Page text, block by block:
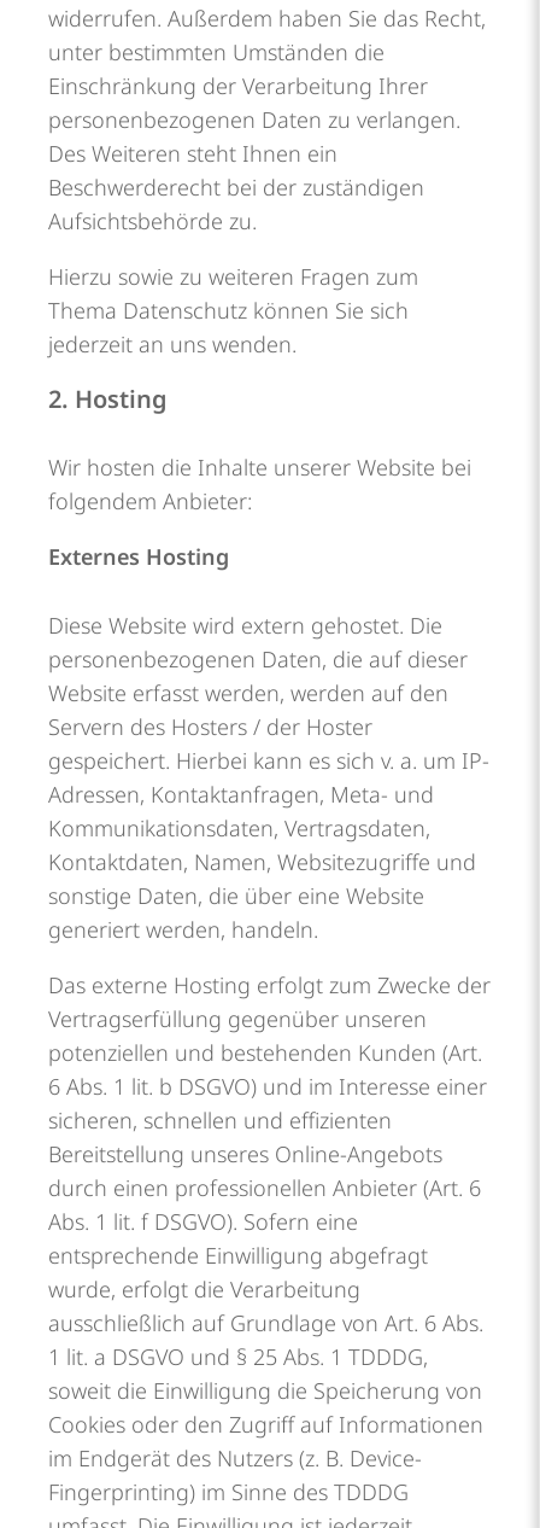
widerrufen. Außerdem haben Sie das Recht,
unter bestimmten Umständen die
Einschränkung der Verarbeitung Ihrer
personenbezogenen Daten zu verlangen.
Des Weiteren steht Ihnen ein
Beschwerderecht bei der zuständigen
Aufsichtsbehörde zu.
Hierzu sowie zu weiteren Fragen zum
Thema Datenschutz können Sie sich
jederzeit an uns wenden.
2. Hosting
Wir hosten die Inhalte unserer Website bei
folgendem Anbieter:
Externes Hosting
Diese Website wird extern gehostet. Die
personenbezogenen Daten, die auf dieser
Website erfasst werden, werden auf den
Servern des Hosters / der Hoster
gespeichert. Hierbei kann es sich v. a. um IP-
Adressen, Kontaktanfragen, Meta- und
Kommunikationsdaten, Vertragsdaten,
Kontaktdaten, Namen, Websitezugriffe und
sonstige Daten, die über eine Website
generiert werden, handeln.
Das externe Hosting erfolgt zum Zwecke der
Vertragserfüllung gegenüber unseren
potenziellen und bestehenden Kunden (Art.
6 Abs. 1 lit. b DSGVO) und im Interesse einer
sicheren, schnellen und effizienten
Bereitstellung unseres Online-Angebots
durch einen professionellen Anbieter (Art. 6
Abs. 1 lit. f DSGVO). Sofern eine
entsprechende Einwilligung abgefragt
wurde, erfolgt die Verarbeitung
ausschließlich auf Grundlage von Art. 6 Abs.
1 lit. a DSGVO und § 25 Abs. 1 TDDDG,
soweit die Einwilligung die Speicherung von
Cookies oder den Zugriff auf Informationen
im Endgerät des Nutzers (z. B. Device-
Fingerprinting) im Sinne des TDDDG